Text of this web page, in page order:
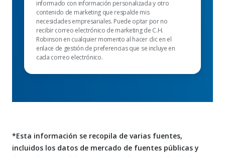
informado con información personalizada y otro
contenido de marketing que respalde mis
necesidades empresariales. Puede optar por no
recibir correo electrónico de marketing de C.H.
Robinson en cualquier momento al hacer clic en el
enlace de gestión de preferencias que se incluye en
cada correo electrónico.
*Esta información se recopila de varias fuentes,
incluidos los datos de mercado de fuentes públicas y